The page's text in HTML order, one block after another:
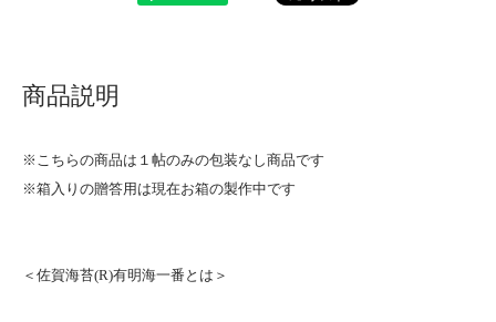
商品説明
※こちらの商品は１帖のみの包装なし商品です
※箱入りの贈答用は現在お箱の製作中です
＜佐賀海苔(R)有明海一番とは＞